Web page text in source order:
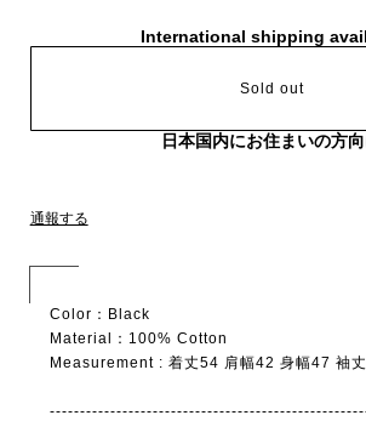
International shipping
Sold out
日本国内にお住まいの方
通報する
Color：Black
Material：100% Cotton
Measurement : 着丈54 肩幅42 身幅47 袖